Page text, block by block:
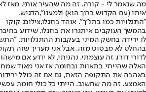
מה שנאמר לי - קורה. זה מה שהעיר אותי. מאז
איתו (עם הקדוש ברוך הוא) ולמענו",הדגיש.
"התגלויות כמו בתנ"ך". אוהד בוזגלו,צילום: קוקו
בהמשך העוקבים איתגרו את בוזגלו, שידוע
לו ירידה בחשק המיני בעקבות ההתגלויות.
בהחלט לא מבסוט מזה. אבל אני מעריך שזה
לדורי דורו, זה עוצמתי. נהניתי, לא יודע אם
האלה שהייתי בתאוות ובחומר. אז אני מאוד
באהבה את התקופה הזאת, גם אם זה כולל
האמצע, זה מה שחשוב. הייתי כל כולי חומר,